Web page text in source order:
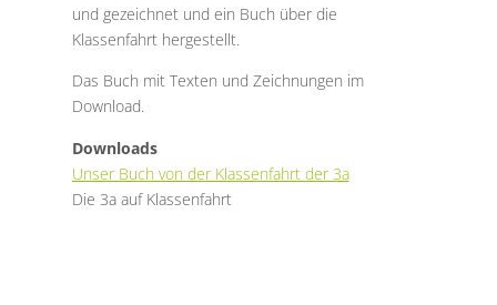
und gezeichnet und ein Buch über die
Klassenfahrt hergestellt.
Das Buch mit Texten und Zeichnungen im
Download.
Downloads
Unser Buch von der Klassenfahrt der 3a
Die 3a auf Klassenfahrt